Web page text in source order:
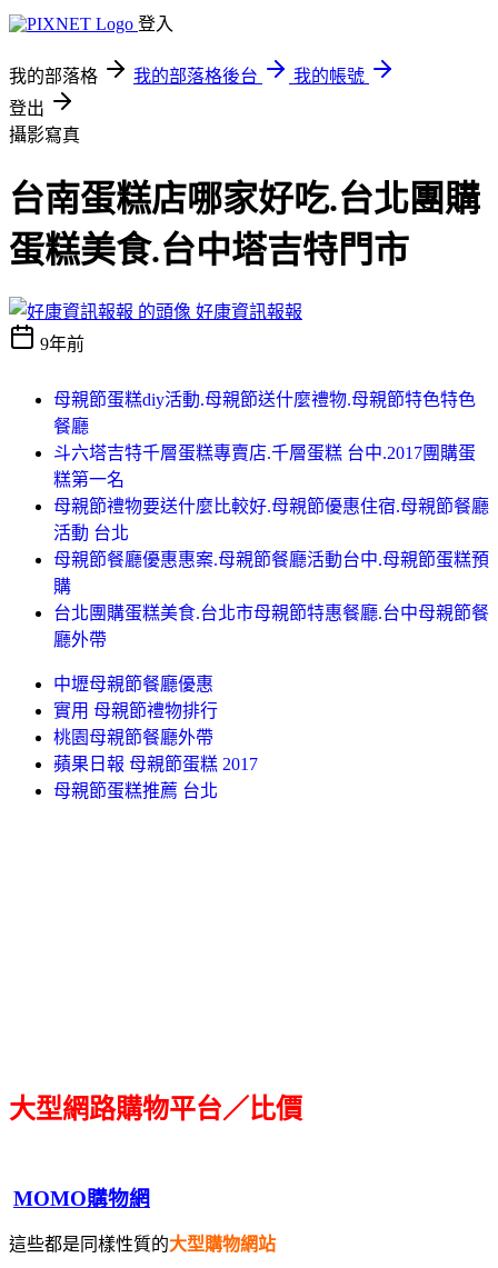
登入
我的部落格 我的部落格後台
我的帳號
登出
攝影寫真
台南蛋糕店哪家好吃.台北團購
蛋糕美食.台中塔吉特門市
好康資訊報報
9年前
母親節蛋糕diy活動.母親節送什麼禮物.母親節特色特色
餐廳
斗六塔吉特千層蛋糕專賣店.千層蛋糕 台中.2017團購蛋
糕第一名
母親節禮物要送什麼比較好.母親節優惠住宿.母親節餐廳
活動 台北
母親節餐廳優惠惠案.母親節餐廳活動台中.母親節蛋糕預
購
台北團購蛋糕美食.台北市母親節特惠餐廳.台中母親節餐
廳外帶
中壢母親節餐廳優惠
實用 母親節禮物排行
桃園母親節餐廳外帶
蘋果日報 母親節蛋糕 2017
母親節蛋糕推薦 台北
大型網路購物平台／比價
MOMO購物網
這些都是同樣性質的大型購物網站